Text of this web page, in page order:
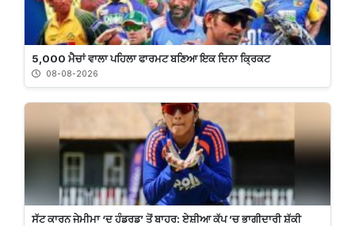
5,000 ਮੈਚਾਂ ਵਾਲਾ ਪਹਿਲਾ ਫਾਰਮਟ ਬਣਿਆ ਇਕ ਦਿਨਾ ਕ੍ਰਿਕਟ
08-08-2026
ਸੱਟ ਕਾਰਨ ਜੇਮੀਮਾ ‘ਦ ਹੰਡਰਡ’ ਤੋਂ ਬਾਹਰ: ਏਸ਼ੀਆ ਕੱਪ ’ਚ ਭਾਗੀਦਾਰੀ ਸ਼ੱਕੀ